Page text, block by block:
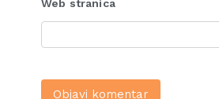
Web stranica